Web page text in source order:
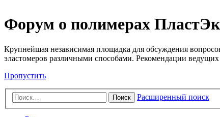
Форум о полимерах
Крупнейшая независимая площадка для обсуждения
эластомеров различными способами. Рекомендации ведущих
Пропустить
Поиск Расширенный поиск